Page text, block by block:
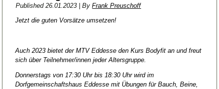
Published 26.01.2023 |By Frank Preuschoff
Jetzt die guten Vorsätze umsetzen!
Auch 2023 bietet der MTV Eddesse den Kurs Bodyfit an und freut
sich über Teilnehmer/innen jeder Altersgruppe.
Donnerstags von 17:30 Uhr bis 18:30 Uhr wird im
Dorfgemeinschaftshaus Eddesse mit Übungen für Bauch, Beine,